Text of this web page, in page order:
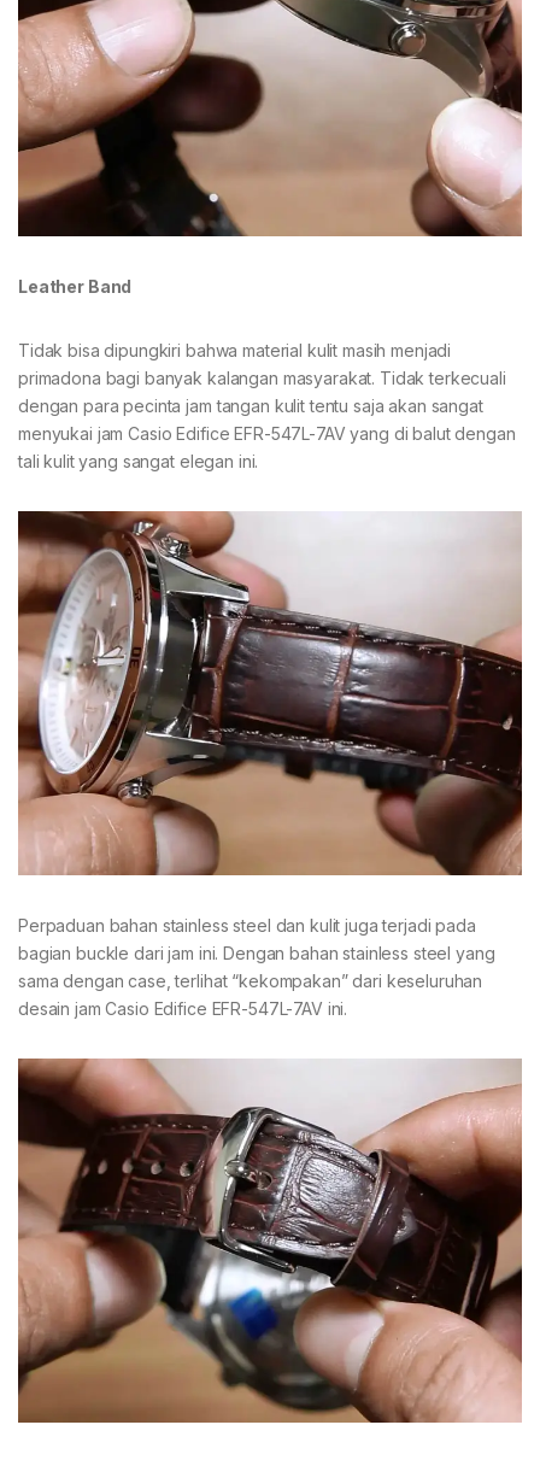
Leather Band
Tidak bisa dipungkiri bahwa material kulit masih menjadi
primadona bagi banyak kalangan masyarakat. Tidak terkecuali
dengan para pecinta jam tangan kulit tentu saja akan sangat
menyukai jam Casio Edifice EFR-547L-7AV yang di balut dengan
tali kulit yang sangat elegan ini.
Perpaduan bahan stainless steel dan kulit juga terjadi pada
bagian buckle dari jam ini. Dengan bahan stainless steel yang
sama dengan case, terlihat “kekompakan” dari keseluruhan
desain jam Casio Edifice EFR-547L-7AV ini.